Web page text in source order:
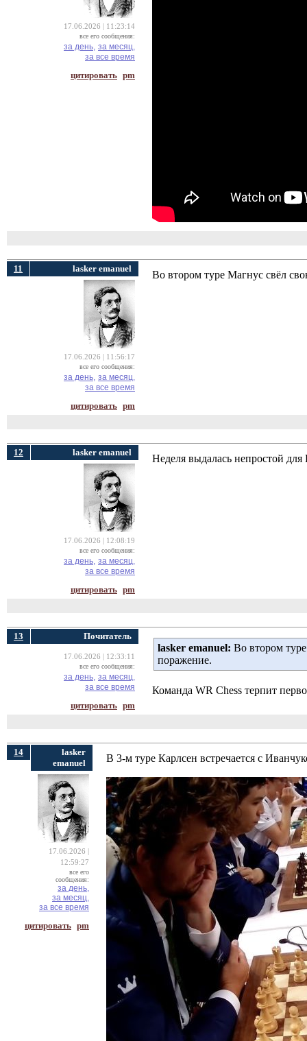
17.06.2026 | 11:23:14
все его сообщения:
за день, за месяц,
за все время
цитировать pm
11 lasker emanuel
17.06.2026 | 11:56:17
все его сообщения:
за день, за месяц,
за все время
цитировать pm
Во втором туре Магнус свёл
12 lasker emanuel
17.06.2026 | 12:08:19
все его сообщения:
за день, за месяц,
за все время
цитировать pm
Неделя выдалась непростой
13 Почитатель
17.06.2026 | 12:33:11
все его сообщения:
за день, за месяц,
за все время
цитировать pm
lasker emanuel: Во втором
поражение.
Команда WR Chess терпит
14
lasker
emanuel
17.06.2026 |
12:59:27
все его
сообщения:
за день,
за месяц,
за все время
цитировать pm
В 3-м туре Карлсен встречается с